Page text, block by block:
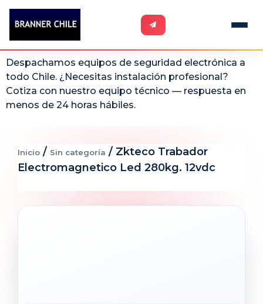
Despachamos equipos de seguridad electrónica a
todo Chile. ¿Necesitas instalación profesional?
Cotiza con nuestro equipo técnico — respuesta en
menos de 24 horas hábiles.
Inicio / Sin categoría / Zkteco Trabador
Electromagnetico Led 280kg. 12vdc